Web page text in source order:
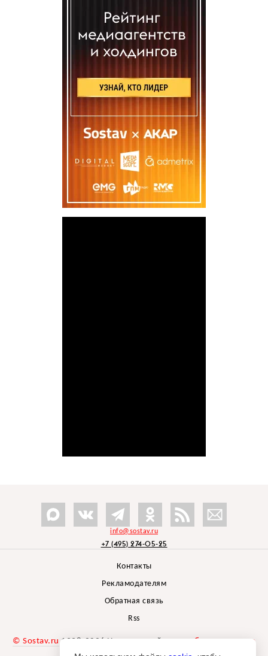
info@sostav.ru
+7 (495) 274-05-25
Контакты
Рекламодателям
Обратная связь
Rss
© Sostav.ru 1998-2026 Независимый проектбрендингового
агентства Depot